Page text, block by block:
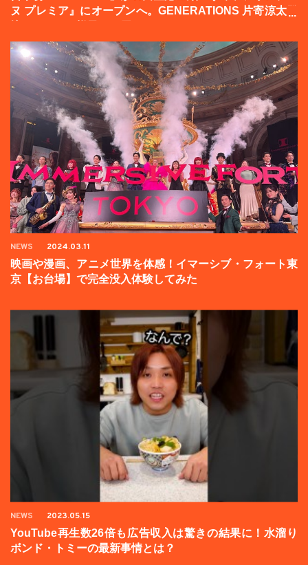
ヌ プレミア』にオープンへ。GENERATIONS 片寄涼太登
NEWS 2024.03.11
映画や漫画、アニメ世界を体感！イマーシブ・フォート東
京【お台場】で完全没入体験してみた
NEWS 2023.05.15
YouTube再生数26倍も広告収入は驚きの結果に！水溜り
ボンド・トミーの最新事情とは？